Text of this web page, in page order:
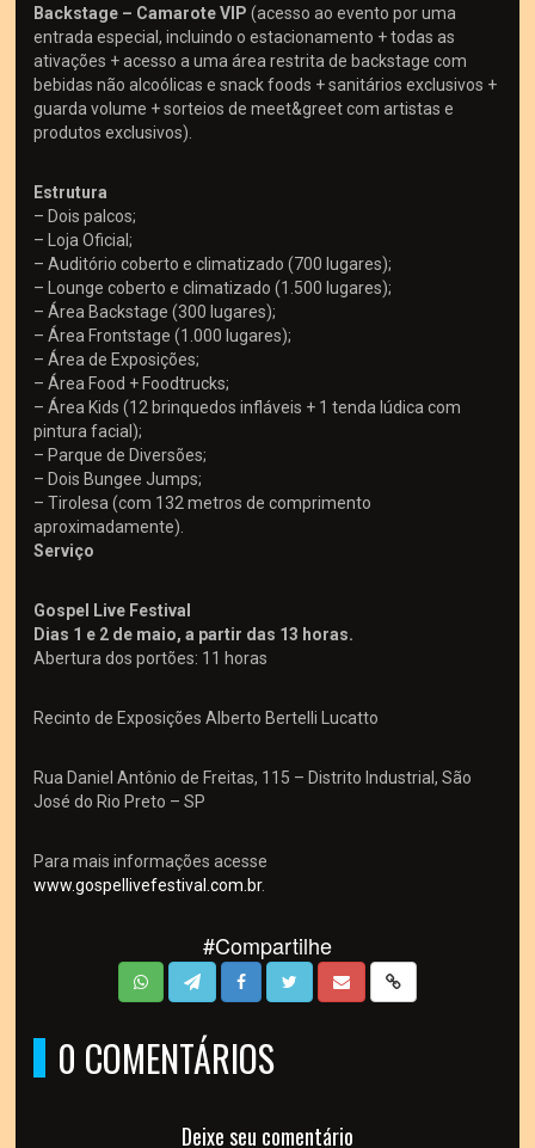
Backstage – Camarote VIP(acesso ao evento por uma
entrada especial, incluindo o estacionamento + todas as
ativações + acesso a uma área restrita de backstage com
bebidas não alcoólicas e snack foods + sanitários exclusivos +
guarda volume + sorteios de meet&greet com artistas e
produtos exclusivos).
Estrutura
– Dois palcos;
– Loja Oficial;
– Auditório coberto e climatizado (700 lugares);
– Lounge coberto e climatizado (1.500 lugares);
– Área Backstage (300 lugares);
– Área Frontstage (1.000 lugares);
– Área de Exposições;
– Área Food + Foodtrucks;
– Área Kids (12 brinquedos infláveis + 1 tenda lúdica com
pintura facial);
– Parque de Diversões;
– Dois Bungee Jumps;
– Tirolesa (com 132 metros de comprimento
aproximadamente).
Serviço
Gospel Live Festival
Dias 1 e 2 de maio, a partir das 13 horas.
Abertura dos portões: 11 horas
Recinto de Exposições Alberto Bertelli Lucatto
Rua Daniel Antônio de Freitas, 115 – Distrito Industrial, São
José do Rio Preto – SP
Para mais informações acesse
www.gospellivefestival.com .br.
#Compartilhe
0 COMENTÁRIOS
Deixe seu comentário